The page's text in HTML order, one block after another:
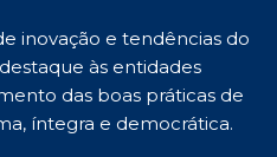
inovação e tendências do
às entidades
das boas práticas de
íntegra e democrática.